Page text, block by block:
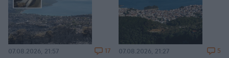
07.08.2026, 21:57 17 07.08.2026, 21:27 5